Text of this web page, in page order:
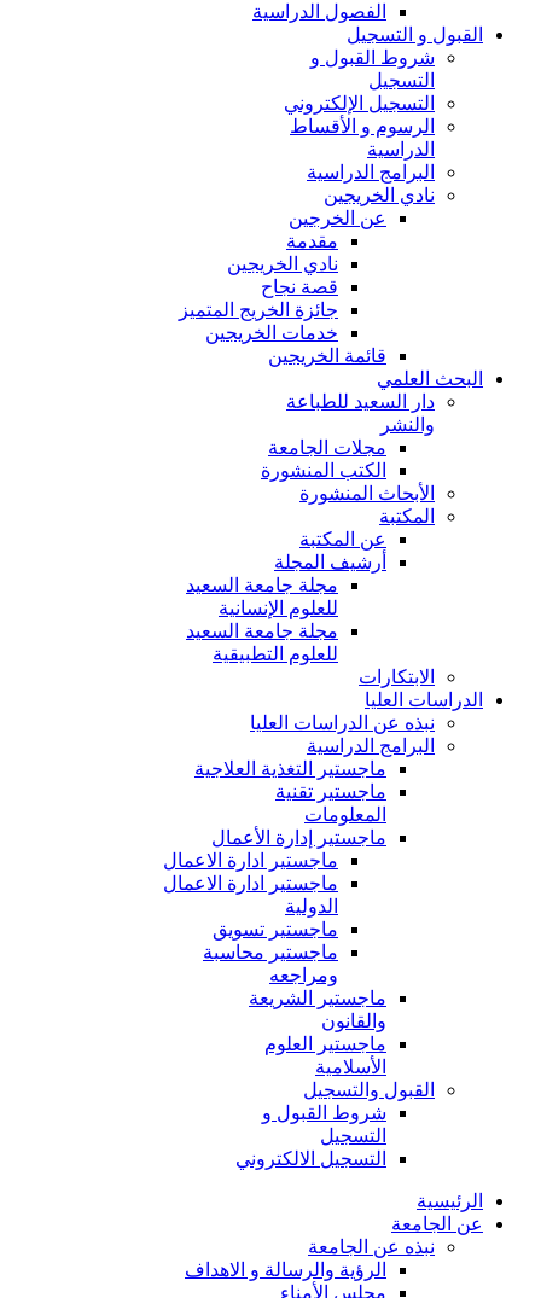
الفصول الدراسية
القبول و التسجيل
شروط القبول و
التسجيل
التسجيل الإلكتروني
الرسوم و الأقساط
الدراسية
البرامج الدراسية
نادي الخريجين
عن الخرجين
مقدمة
نادي الخريجين
قصة نجاح
جائزة الخريج المتميز
خدمات الخريجين
قائمة الخريجين
البحث العلمي
دار السعيد للطباعة
والنشر
مجلات الجامعة
الكتب المنشورة
الأبحاث المنشورة
المكتبة
عن المكتبة
أرشيف المجلة
مجلة جامعة السعيد
للعلوم الإنسانية
مجلة جامعة السعيد
للعلوم التطبيقية
الابتكارات
الدراسات العليا
نبذه عن الدراسات العليا
البرامج الدراسية
ماجستير التغذية العلاجية
ماجستير تقنية
المعلومات
ماجستير إدارة الأعمال
ماجستير ادارة الاعمال
ماجستير ادارة الاعمال
الدولية
ماجستير تسويق
ماجستير محاسبة
ومراجعه
ماجستير الشريعة
والقانون
ماجستير العلوم
الأسلامية
القبول والتسجيل
شروط القبول و
التسجيل
التسجيل الالكتروني
الرئيسية
عن الجامعة
نبذه عن الجامعة
الرؤية والرسالة و الاهداف
مجلس الأمناء